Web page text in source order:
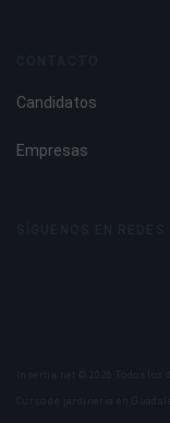
Candidatos
Empresas